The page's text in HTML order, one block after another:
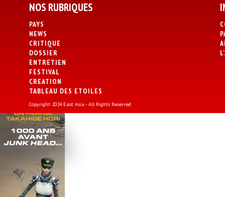
NOS RUBRIQUES
PAYS
NEWS
CRITIQUE
DOSSIER
ENTRETIEN
FESTIVAL
CREATION
TABLEAU DES ETOILES
Copyright 2024 East Asia - All Rights Reserved